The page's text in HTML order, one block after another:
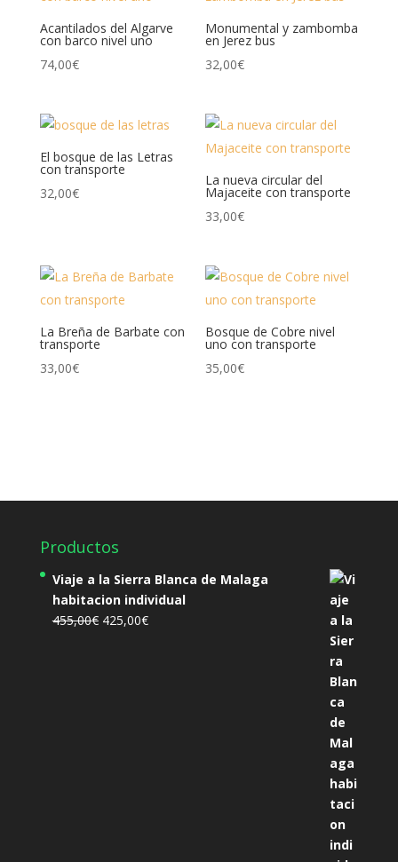
Acantilados del Algarve
con barco nivel uno
74,00€
Monumental y zambomba
en Jerez bus
32,00€
El bosque de las Letras
con transporte
32,00€
La nueva circular del
Majaceite con transporte
33,00€
La Breña de Barbate con
transporte
33,00€
Bosque de Cobre nivel
uno con transporte
35,00€
Productos
Viaje a la Sierra Blanca de Malaga
habitacion individual
455,00€ El
425,00€El